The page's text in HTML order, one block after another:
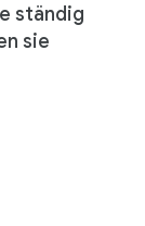
ständig
sie